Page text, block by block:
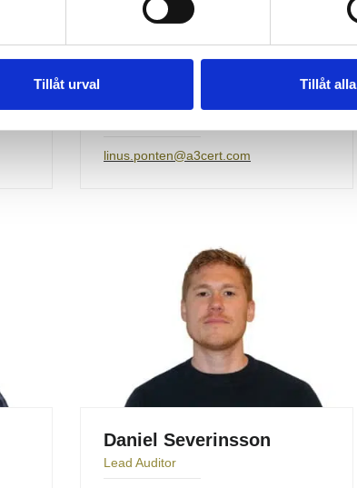
Tillåt urval Tillåt alla
linus.ponten@a3cert.com
Daniel Severinsson
Lead Auditor